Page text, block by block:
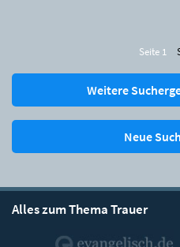
Seite 1
Weitere
Neue
Alles zum Thema Trauer